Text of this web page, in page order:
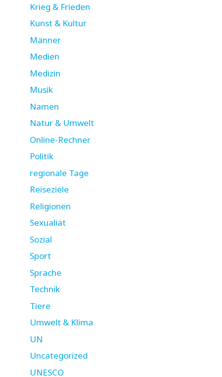
Krieg & Frieden
Kunst & Kultur
Männer
Medien
Medizin
Musik
Namen
Natur & Umwelt
Online-Rechner
Politik
regionale Tage
Reiseziele
Religionen
Sexualiät
Sozial
Sport
Sprache
Technik
Tiere
Umwelt & Klima
UN
Uncategorized
UNESCO